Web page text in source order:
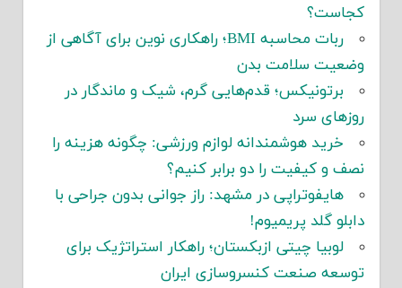
کجاست؟
ربات محاسبه BMI؛ راهکاری نوین برای آگاهی از
وضعیت سلامت بدن
برتونیکس؛ قدم‌هایی گرم، شیک و ماندگار در
روزهای سرد
خرید هوشمندانه لوازم ورزشی: چگونه هزینه را
نصف و کیفیت را دو برابر کنیم؟
هایفوتراپی در مشهد: راز جوانی بدون جراحی با
دابلو گلد پریمیوم!
لوبیا چیتی ازبکستان؛ راهکار استراتژیک برای
توسعه صنعت کنسروسازی ایران